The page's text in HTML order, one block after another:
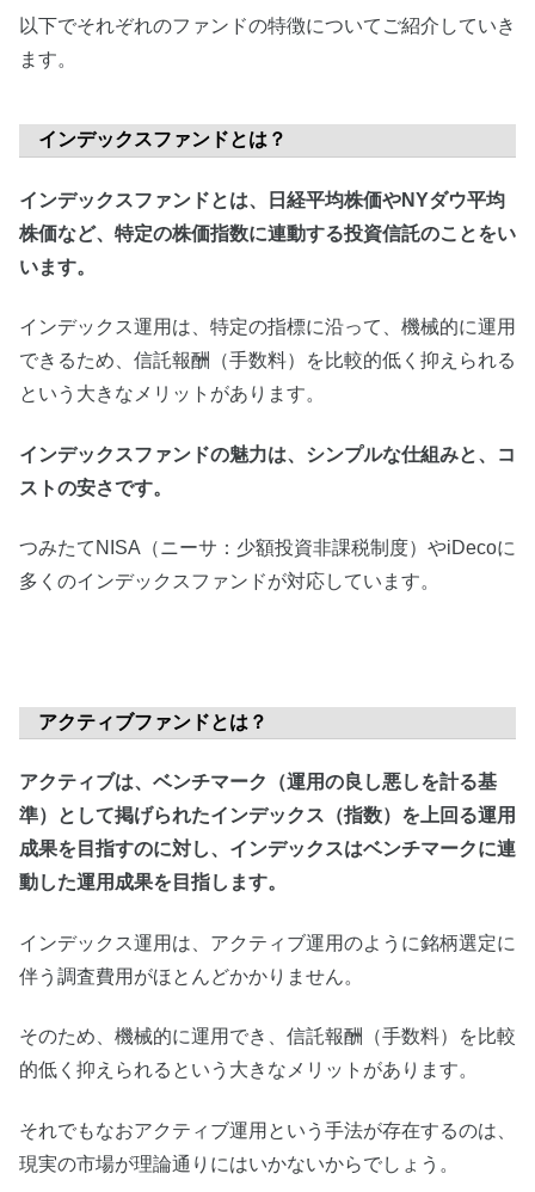
以下でそれぞれのファンドの特徴についてご紹介していき
ます。
インデックスファンドとは？
インデックスファンドとは、日経平均株価やNYダウ平均
株価など、特定の株価指数に連動する投資信託のことをい
います。
インデックス運用は、特定の指標に沿って、機械的に運用
できるため、信託報酬（手数料）を比較的低く抑えられる
という大きなメリットがあります。
インデックスファンドの魅力は、シンプルな仕組みと、コ
ストの安さです。
つみたてNISA（ニーサ：少額投資非課税制度）やiDecoに
多くのインデックスファンドが対応しています。
アクティブファンドとは？
アクティブは、ベンチマーク（運用の良し悪しを計る基
準）として掲げられたインデックス（指数）を上回る運用
成果を目指すのに対し、インデックスはベンチマークに連
動した運用成果を目指します。
インデックス運用は、アクティブ運用のように銘柄選定に
伴う調査費用がほとんどかかりません。
そのため、機械的に運用でき、信託報酬（手数料）を比較
的低く抑えられるという大きなメリットがあります。
それでもなおアクティブ運用という手法が存在するのは、
現実の市場が理論通りにはいかないからでしょう。